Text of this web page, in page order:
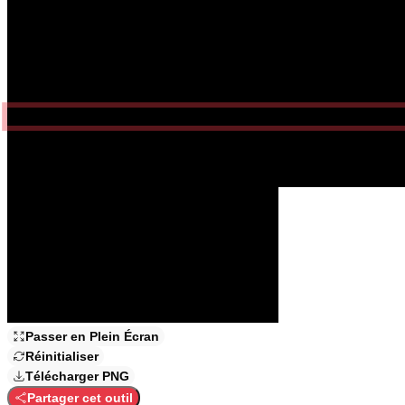
Passer en Plein Écran
Réinitialiser
Télécharger PNG
Partager cet outil